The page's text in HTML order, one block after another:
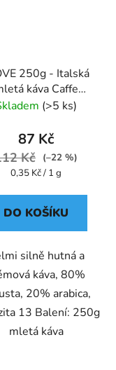
250g - Italská
káva Caffe
Pompeii(>5 ks)
87 Kč
Kč
(–22 %)
Měrná
0,35 Kč / 1 g
DO KOŠÍKU
silně hutná a
káva, 80%
20% arabica,
13 Balení: 250g
mletá káva